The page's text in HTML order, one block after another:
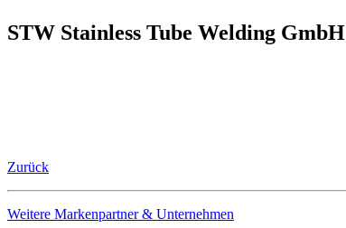
STW Stainless Tube Welding GmbH
Zurück
Weitere Markenpartner & Unternehmen